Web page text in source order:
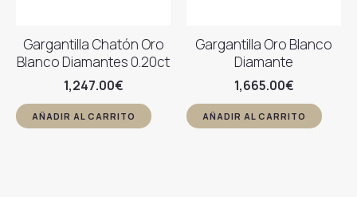
Gargantilla Chatón Oro
Blanco Diamantes 0.20ct
1,247.00€
AÑADIR AL CARRITO
Gargantilla Oro Blanco
Diamante
1,665.00€
AÑADIR AL CARRITO